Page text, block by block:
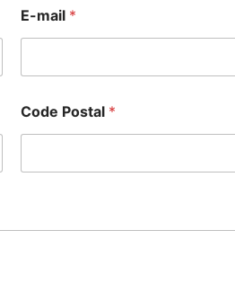
E-mail *
Code Postal *